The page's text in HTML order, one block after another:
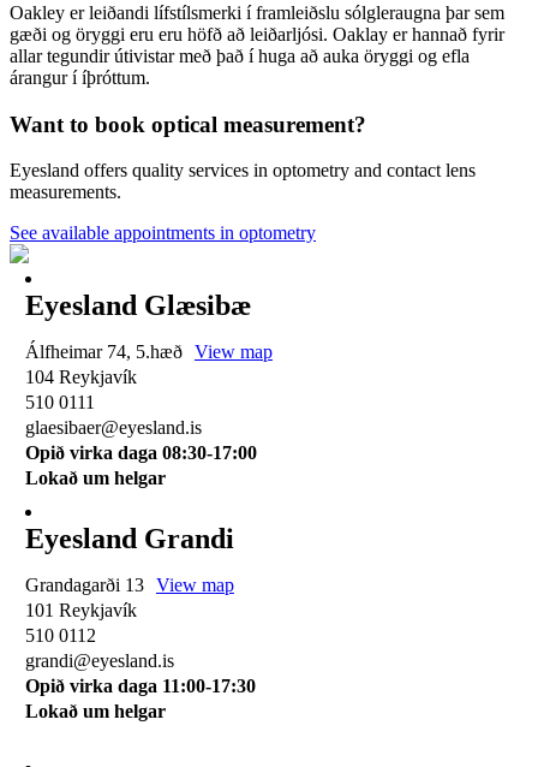
Oakley er leiðandi lífstílsmerki í framleiðslu sólgleraugna þar sem
gæði og öryggi eru eru höfð að leiðarljósi. Oaklay er hannað fyrir
allar tegundir útivistar með það í huga að auka öryggi og efla
árangur í íþróttum.
Want to book optical measurement?
Eyesland offers quality services in optometry and contact lens
measurements.
See available appointments in optometry
Eyesland Glæsibæ
Álfheimar 74, 5.hæð View map
104 Reykjavík
510 0111
glaesibaer@eyesland.is
Opið virka daga 08:30-17:00
Lokað um helgar
Eyesland Grandi
Grandagarði 13 View map
101 Reykjavík
510 0112
grandi@eyesland.is
Opið virka daga 11:00-17:30
Lokað um helgar